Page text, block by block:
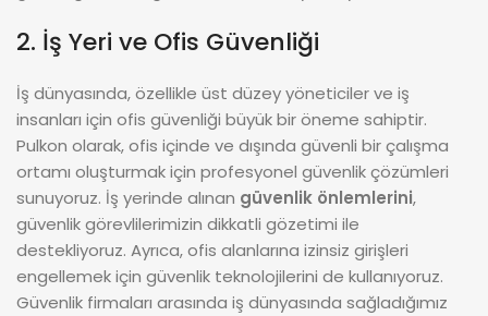
2. İş Yeri ve Ofis Güvenliği
İş dünyasında, özellikle üst düzey yöneticiler ve iş
insanları için ofis güvenliği büyük bir öneme sahiptir.
Pulkon olarak, ofis içinde ve dışında güvenli bir çalışma
ortamı oluşturmak için profesyonel güvenlik çözümleri
sunuyoruz. İş yerinde alınan güvenlik önlemlerini,
güvenlik görevlilerimizin dikkatli gözetimi ile
destekliyoruz. Ayrıca, ofis alanlarına izinsiz girişleri
engellemek için güvenlik teknolojilerini de kullanıyoruz.
Güvenlik firmaları arasında iş dünyasında sağladığımız